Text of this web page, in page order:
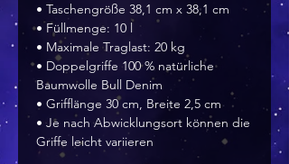
• Taschengröße 38,1 cm x 38,1 cm
• Füllmenge: 10 l
• Maximale Traglast: 20 kg
• Doppelgriffe 100 % natürliche
Baumwolle Bull Denim
• Grifflänge 30 cm, Breite 2,5 cm
• Je nach Abwicklungsort können die
Griffe leicht variieren